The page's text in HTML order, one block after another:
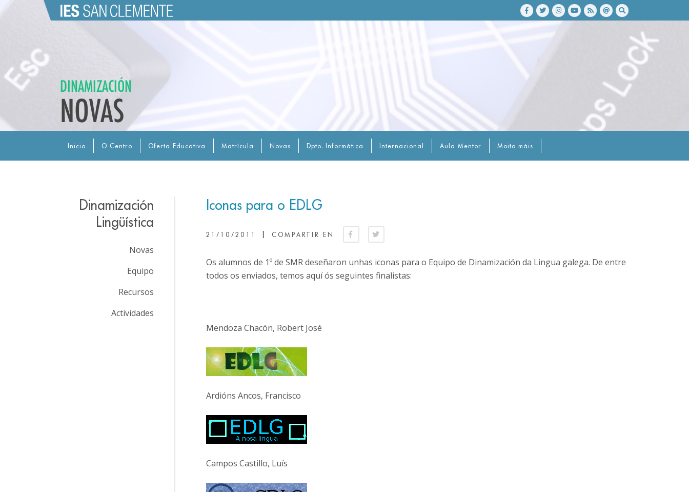
DINAMIZACIÓN
NOVAS
Inicio O Centro Oferta Educativa Matrícula Novas Dpto. Informática Internacional Aula Mentor Moito máis
Iconas para o EDLG
21/10/2011 COMPARTIR EN
Os alumnos de 1º de SMR deseñaron unhas iconas para o Equipo de Dinamización da Lingua galega. De entre
todos os enviados, temos aquí ós seguintes finalistas:
Mendoza Chacón, Robert José
Ardións Ancos, Francisco
Campos Castillo, Luís
Dinamización
Lingüística
Novas
Equipo
Recursos
Actividades